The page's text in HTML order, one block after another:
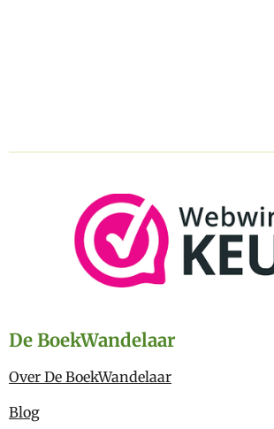
De BoekWandelaar
Over De BoekWandelaar
Blog